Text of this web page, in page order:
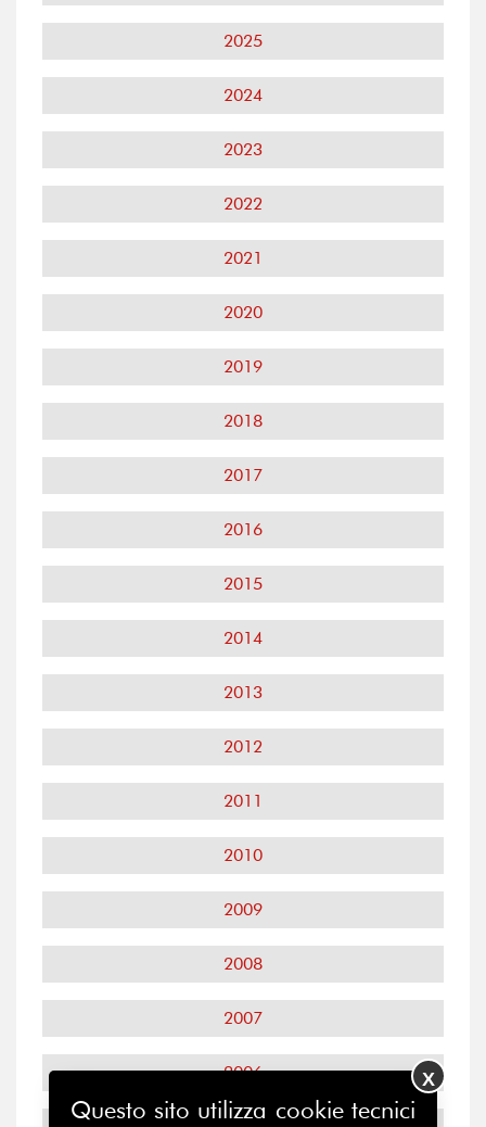
2025
2024
2023
2022
2021
2020
2019
2018
2017
2016
2015
2014
2013
2012
2011
2010
2009
2008
2007
2006
Questo sito utilizza cookie tecnici
X